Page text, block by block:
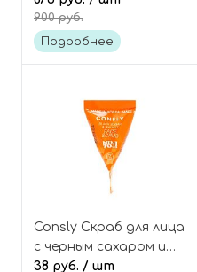
экстрактами трав
Original Herb
900 руб.
Подробнее
Consly Скраб для лица
с черным сахаром и
грецким орехом
38 руб. / шт